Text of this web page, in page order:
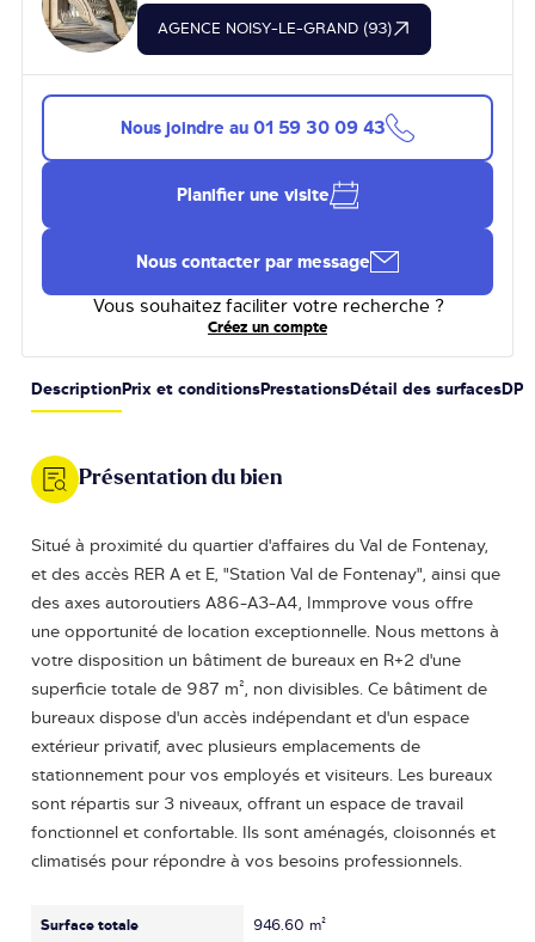
AGENCE NOISY-LE-GRAND (93)
Nous joindre au 01 59 30 09 43
Planifier une visite
Nous contacter par message
Vous souhaitez faciliter votre recherche ?
Créez un compte
Description Prix et conditions Prestations Détail des surfaces DPE
Présentation du bien
Situé à proximité du quartier d'affaires du Val de Fontenay,
et des accès RER A et E, "Station Val de Fontenay", ainsi que
des axes autoroutiers A86-A3-A4, Immprove vous offre
une opportunité de location exceptionnelle. Nous mettons à
votre disposition un bâtiment de bureaux en R+2 d'une
superficie totale de 987 m², non divisibles. Ce bâtiment de
bureaux dispose d'un accès indépendant et d'un espace
extérieur privatif, avec plusieurs emplacements de
stationnement pour vos employés et visiteurs. Les bureaux
sont répartis sur 3 niveaux, offrant un espace de travail
fonctionnel et confortable. Ils sont aménagés, cloisonnés et
climatisés pour répondre à vos besoins professionnels.
Surface totale 946.60 m²